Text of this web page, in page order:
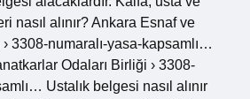
nasıl alınır? Ankara Esnaf ve
3308-numaralı-yasa-kapsamlı…
Odaları Birliği › 3308-
Ustalık belgesi nasıl alınır